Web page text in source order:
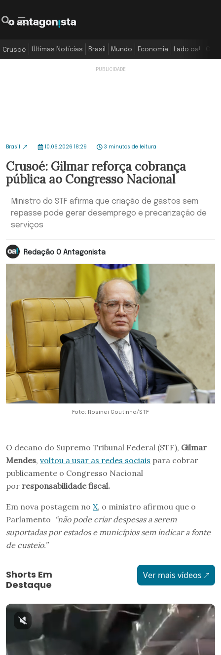
Crusoé Últimas Notícias Brasil Mundo Economia Lado oa!
Brasil 10.06.2026 18:29 3 minutos de leitura
Crusoé: Gilmar reforça cobrança
pública ao Congresso Nacional
Ministro do STF afirma que criação de gastos sem
repasse pode gerar desemprego e precarização de
serviços
Redação O Antagonista
Foto: Rosinei Coutinho/STF
O decano do Supremo Tribunal Federal (STF), Gilmar
Mendes, voltou a usar as redes sociais para cobrar
publicamente o Congresso Nacional
por responsabilidade fiscal.
Em nova postagem no X, o ministro afirmou que o
Parlamento “não pode criar despesas a serem
suportadas por estados e municípios sem indicar a fonte
de custeio.”
Shorts Em
Destaque
Ver mais vídeos